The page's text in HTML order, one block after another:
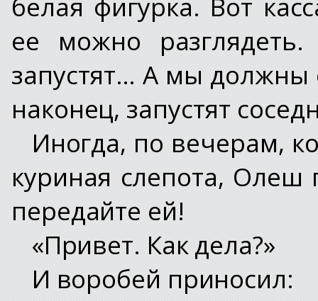
ее можно
запустят… А мы должны
наконец, запустят
Иногда, по вечерам,
куриная слепота, Олеш
передайте ей!
«Привет. Как дела?»
И воробей приносил: